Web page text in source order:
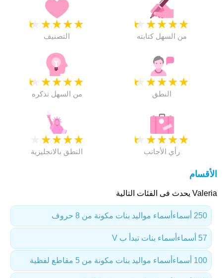
★
★
★
★
★
التصنيف
★
★
★
★
★
من السهل كتابته
★
★
★
★
★
من السهل تذكره
★
★
★
★
★
النطق
★
★
★
★
النطق بالانجليزية
★
★
★
★
★
رأي الأجانب
الأقسام
Valeria يحدث فى الفئات التالية
أسماء مواليد بنات مكونة من 8 حروف 250 أسماء
أسماء بنات تبدأ ب V 57 أسماء
أسماء مواليد بنات مكونة من 5 مقاطع لفظية 100 أسماء